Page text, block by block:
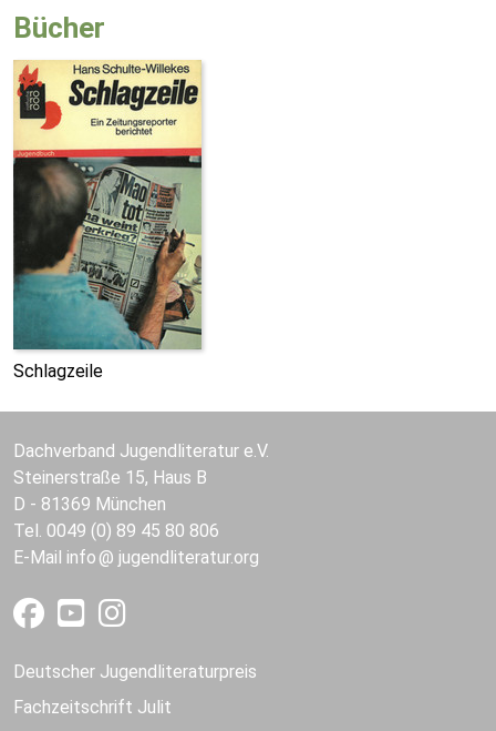
Bücher
Schlagzeile
Dachverband Jugendliteratur e.V.
Steinerstraße 15, Haus B
D - 81369 München
Tel. 0049 (0) 89 45 80 806
E-Mail info jugendliteratur.org
Deutscher Jugendliteraturpreis
Fachzeitschrift Julit